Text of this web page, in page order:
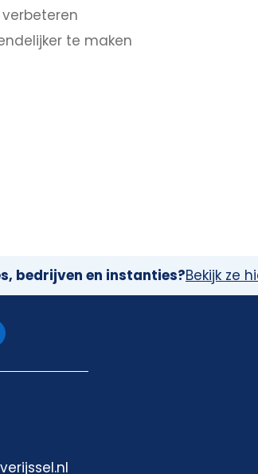
te maken
bedrijven en instanties?Bekijk ze